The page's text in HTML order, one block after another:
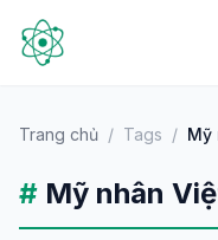
Trang chủ / Tags / Mỹ
# Mỹ nhân